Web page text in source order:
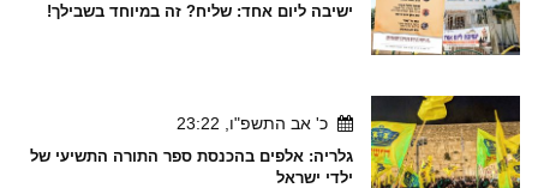
ישיבה ליום אחד: שליח? זה במיוחד בשבילך!
כ' אב התשפ"ו, 23:22
גלריה: אלפים בהכנסת ספר התורה התשיעי של
ילדי ישראל